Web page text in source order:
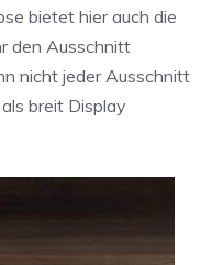
bietet hier auch die
den Ausschnitt
nicht jeder Ausschnitt
breit Display